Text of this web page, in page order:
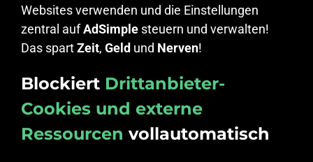
Websites verwenden und die Einstellungen
zentral aufAdSimple steuern und verwalten!
Das spartZeit, Geld und Nerven!
Blockiert Drittanbieter-
Cookies und externe
Ressourcen vollautomatisch